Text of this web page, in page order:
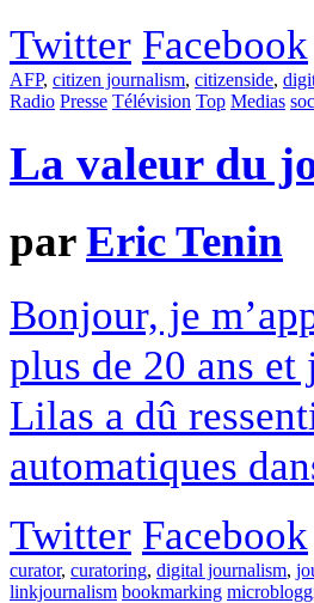
Twitter Facebook
AFP, citizen journalism, citizenside,
Radio Presse Télévision Top Medias
La valeur du
parEric Tenin
Bonjour, je
plus de 20 ans
Lilas a dû
automatiques
Twitter Facebook
curator, curatoring, digital journalism,
linkjournalism bookmarking